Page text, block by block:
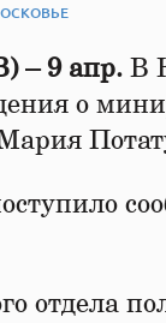
9 апр. В
о
отдела